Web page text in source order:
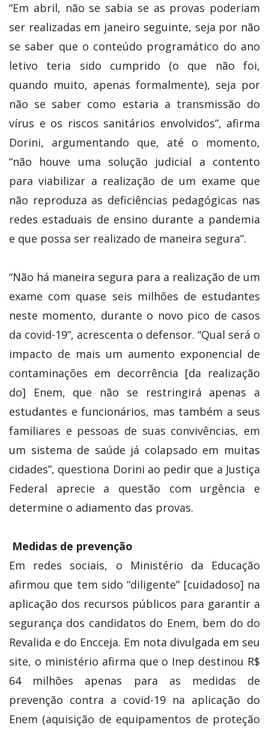
“Em abril, não se sabia se as provas poderiam
ser realizadas em janeiro seguinte, seja por não
se saber que o conteúdo programático do ano
letivo teria sido cumprido (o que não foi,
quando muito, apenas formalmente), seja por
não se saber como estaria a transmissão do
vírus e os riscos sanitários envolvidos”, afirma
Dorini, argumentando que, até o momento,
“não houve uma solução judicial a contento
para viabilizar a realização de um exame que
não reproduza as deficiências pedagógicas nas
redes estaduais de ensino durante a pandemia
e que possa ser realizado de maneira segura”.
“Não há maneira segura para a realização de um
exame com quase seis milhões de estudantes
neste momento, durante o novo pico de casos
da covid-19”, acrescenta o defensor. “Qual será o
impacto de mais um aumento exponencial de
contaminações em decorrência [da realização
do] Enem, que não se restringirá apenas a
estudantes e funcionários, mas também a seus
familiares e pessoas de suas convivências, em
um sistema de saúde já colapsado em muitas
cidades”, questiona Dorini ao pedir que a Justiça
Federal aprecie a questão com urgência e
determine o adiamento das provas.
Medidas de prevenção
Em redes sociais, o Ministério da Educação
afirmou que tem sido “diligente” [cuidadoso] na
aplicação dos recursos públicos para garantir a
segurança dos candidatos do Enem, bem do do
Revalida e do Encceja. Em nota divulgada em seu
site, o ministério afirma que o Inep destinou R$
64 milhões apenas para as medidas de
prevenção contra a covid-19 na aplicação do
Enem (aquisição de equipamentos de proteção